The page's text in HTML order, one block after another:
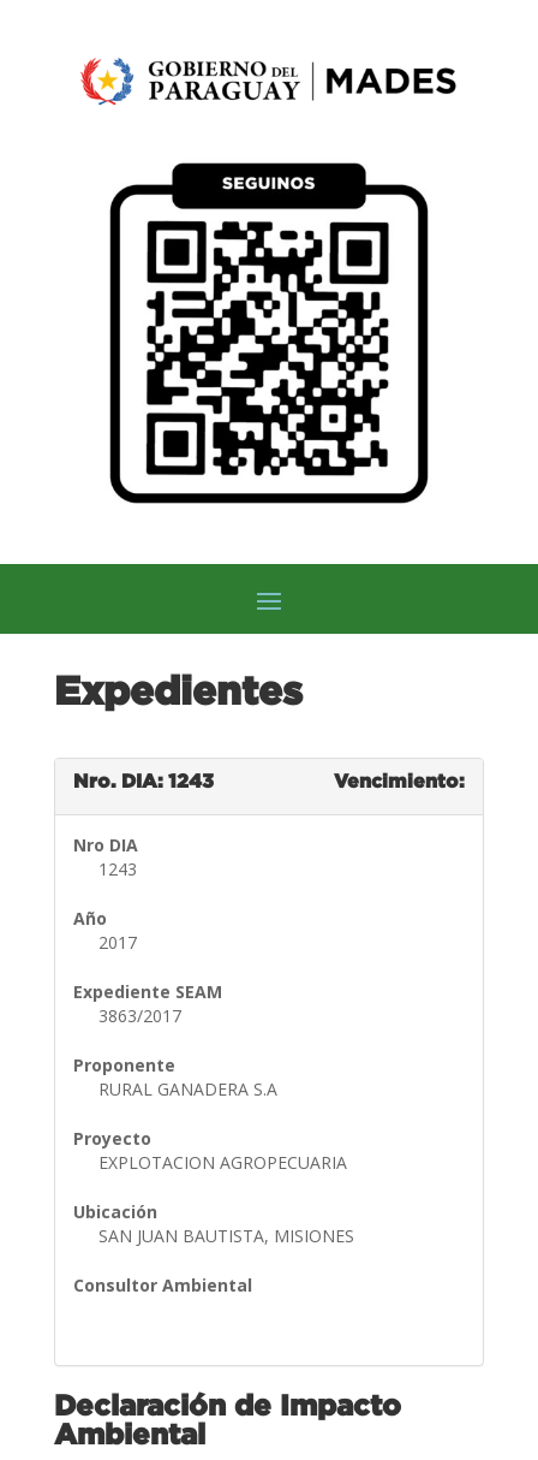
Expedientes
Nro. DIA: 1243 Vencimiento:
Nro DIA
1243
Año
2017
Expediente SEAM
3863/2017
Proponente
RURAL GANADERA S.A
Proyecto
EXPLOTACION AGROPECUARIA
Ubicación
SAN JUAN BAUTISTA, MISIONES
Consultor Ambiental
Declaración de Impacto
Ambiental